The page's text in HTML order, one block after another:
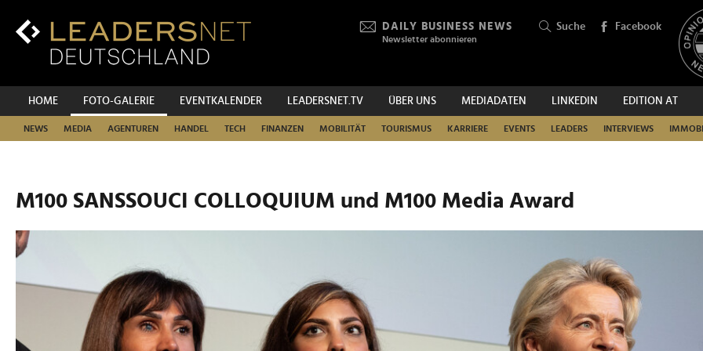
Inhalt
Hauptnavigation
DAILY BUSINESS NEWS
Newsletter abonnieren
Suche Facebook
HOME FOTO-GALERIE EVENTKALENDER LEADERSNET.TV ÜBER UNS MEDIADATEN LINKEDIN EDITION AT
NEWS MEDIA AGENTUREN HANDEL TECH FINANZEN MOBILITÄT TOURISMUS KARRIERE EVENTS LEADERS INTERVIEWS
SUCHEN
M100 SANSSOUCI COLLOQUIUM und M100 Media Award